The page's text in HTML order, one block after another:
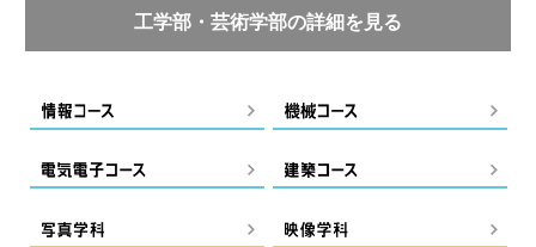
工学部・芸術学部の詳細を見る